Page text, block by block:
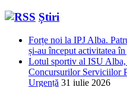
Știri
Forțe noi la IPJ Alba.
și-au început activitatea
Lotul sportiv al ISU
Concursurilor Serviciilor
Urgență 31 iulie 2026